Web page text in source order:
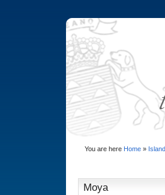
You are here Home»
Moya